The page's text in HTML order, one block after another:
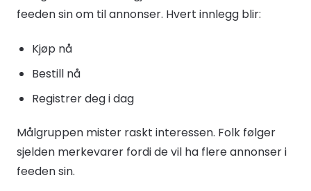
feeden sin om til annonser. Hvert innlegg blir:
Kjøp nå
Bestill nå
Registrer deg i dag
Målgruppen mister raskt interessen. Folk følger
sjelden merkevarer fordi de vil ha flere annonser i
feeden sin.